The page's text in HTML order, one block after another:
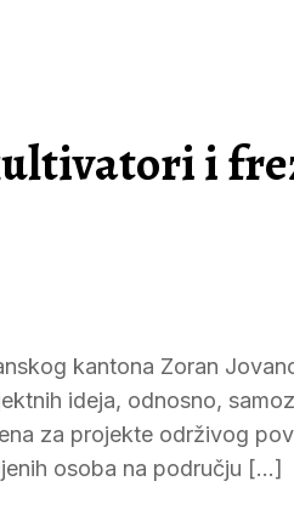
i
kantona Zoran
ideja, odnosno,
za projekte održivog
osoba na području […]